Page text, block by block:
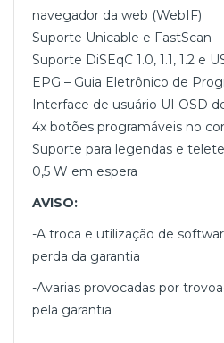
navegador da web (WebIF)
Suporte Unicable e FastScan
Suporte DiSEqC 1.0, 1.1, 1.2 e
EPG – Guia Eletrônico de
Interface de usuário UI OSD
4x botões programáveis ​​no
Suporte para legendas e
0,5 W em espera
AVISO:
-A troca e utilização de
perda da garantia
-Avarias provocadas por
pela garantia